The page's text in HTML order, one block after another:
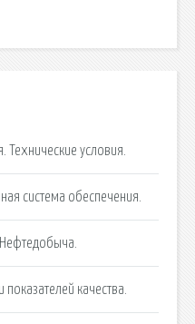
условия.
система обеспечения.
качества.